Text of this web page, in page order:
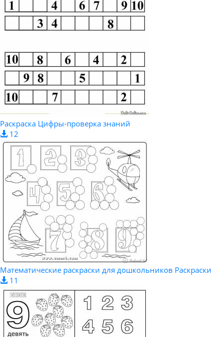
Раскраска Цифры-проверка знаний
12
Математические раскраски для дошкольников Раскраски
11